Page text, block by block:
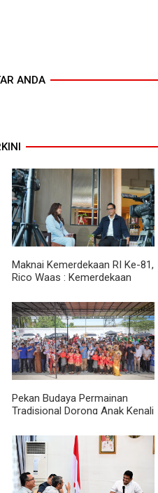
ANDA
Maknai Kemerdekaan RI Ke-81,
Rico Waas : Kemerdekaan
Lewat Peningkatan Pelayanan
Primer
Pekan Budaya Permainan
Tradisional Dorong Anak Kenali
Ketergantungan Gadget